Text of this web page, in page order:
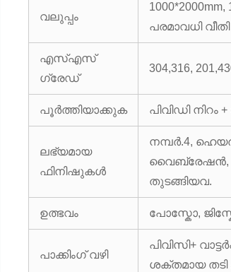
വലുപ്പം
പരമാവധി വീതി
എസ്എസ്
ഗ്രേഡ്
304,316,
പൂർത്തിയാക്കുക പിവിഡി നിറം
ലഭ്യമായ
ഫിനിഷുകൾ
നമ്പർ.4,
വൈബ്രേഷൻ,
തുടങ്ങിയവ.
ഉത്ഭവം പോസ്കോ,
പാക്കിംഗ് വഴി
പിവിസി+
ശക്തമായ തടി